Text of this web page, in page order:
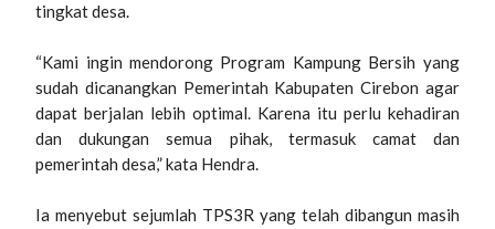
tingkat desa.
“Kami ingin mendorong Program Kampung Bersih yang
sudah dicanangkan Pemerintah Kabupaten Cirebon agar
dapat berjalan lebih optimal. Karena itu perlu kehadiran
dan dukungan semua pihak, termasuk camat dan
pemerintah desa,” kata Hendra.
Ia menyebut sejumlah TPS3R yang telah dibangun masih